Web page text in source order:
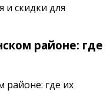
скидки для
районе: где